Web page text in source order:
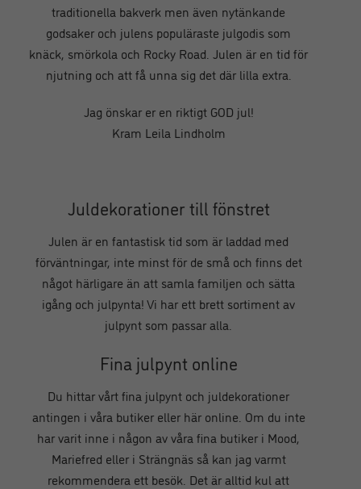
traditionella bakverk men även nytänkande
godsaker och julens populäraste julgodis som
knäck, smörkola och Rocky Road. Julen är en tid för
njutning och att få unna sig det där lilla extra.
Jag önskar er en riktigt GOD jul!
Kram Leila Lindholm
Juldekorationer till fönstret
Julen är en fantastisk tid som är laddad med
förväntningar, inte minst för de små och finns det
något härligare än att samla familjen och sätta
igång och julpynta! Vi har ett brett sortiment av
julpynt som passar alla.
Fina julpynt online
Du hittar vårt fina julpynt och juldekorationer
antingen i våra butiker eller här online. Om du inte
har varit inne i någon av våra fina butiker i Mood,
Mariefred eller i Strängnäs så kan jag varmt
rekommendera ett besök. Det är alltid kul att